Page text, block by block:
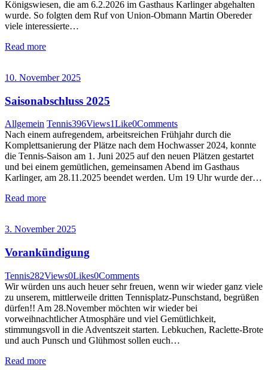
Königswiesen, die am 6.2.2026 im Gasthaus Karlinger abgehalten
wurde. So folgten dem Ruf von Union-Obmann Martin Obereder
viele interessierte…
Read more
10. November 2025
Saisonabschluss 2025
Allgemein Tennis396Views1Like0Comments
Nach einem aufregendem, arbeitsreichen Frühjahr durch die
Komplettsanierung der Plätze nach dem Hochwasser 2024, konnte
die Tennis-Saison am 1. Juni 2025 auf den neuen Plätzen gestartet
und bei einem gemütlichen, gemeinsamen Abend im Gasthaus
Karlinger, am 28.11.2025 beendet werden. Um 19 Uhr wurde der…
Read more
3. November 2025
Vorankündigung
Tennis282Views0Likes0Comments
Wir würden uns auch heuer sehr freuen, wenn wir wieder ganz viele
zu unserem, mittlerweile dritten Tennisplatz-Punschstand, begrüßen
dürfen!! Am 28.November möchten wir wieder bei
vorweihnachtlicher Atmosphäre und viel Gemütlichkeit,
stimmungsvoll in die Adventszeit starten. Lebkuchen, Raclette-Brote
und auch Punsch und Glühmost sollen euch…
Read more